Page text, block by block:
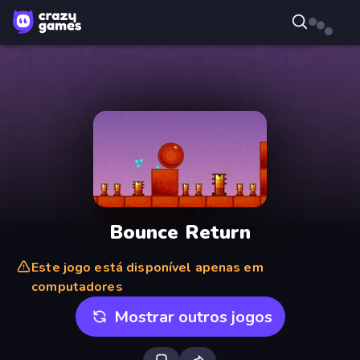
Bounce Return
Este jogo está disponível apenas em
computadores
Mostrar outros jogos